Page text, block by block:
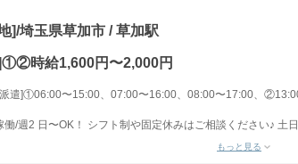
]/埼玉県草加市 / 草加駅
①②時給1,600円〜2,000円
遣]①06:00〜15:00、07:00〜16:00、08:00〜17:00、
働/週2 日〜OK！ シフト制や固定休みはご相談ください♪ 土
もっと見る